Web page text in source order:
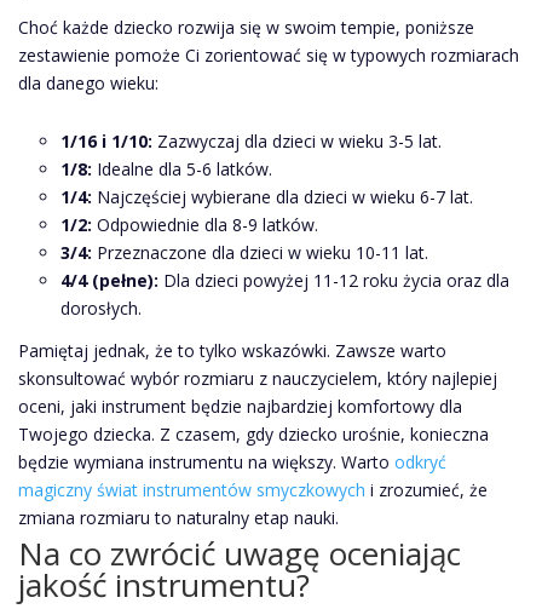
Choć każde dziecko rozwija się w swoim tempie, poniższe
zestawienie pomoże Ci zorientować się w typowych rozmiarach
dla danego wieku:
1/16 i 1/10: Zazwyczaj dla dzieci w wieku 3-5 lat.
1/8: Idealne dla 5-6 latków.
1/4: Najczęściej wybierane dla dzieci w wieku 6-7 lat.
1/2: Odpowiednie dla 8-9 latków.
3/4: Przeznaczone dla dzieci w wieku 10-11 lat.
4/4 (pełne): Dla dzieci powyżej 11-12 roku życia oraz dla
dorosłych.
Pamiętaj jednak, że to tylko wskazówki. Zawsze warto
skonsultować wybór rozmiaru z nauczycielem, który najlepiej
oceni, jaki instrument będzie najbardziej komfortowy dla
Twojego dziecka. Z czasem, gdy dziecko urośnie, konieczna
będzie wymiana instrumentu na większy. Warto odkryć
magiczny świat instrumentów smyczkowych i zrozumieć, że
zmiana rozmiaru to naturalny etap nauki.
Na co zwrócić uwagę oceniając
jakość instrumentu?